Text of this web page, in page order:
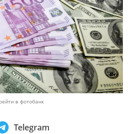
в фотобанк
Telegram